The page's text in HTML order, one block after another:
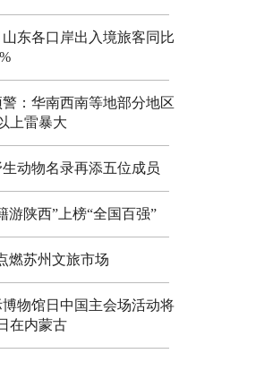
东各口岸出入境旅客同比
：华南西南等地部分地区
上雷暴大
动物名录再添五位成员
游陕西”上榜“全国百强”
燃苏州文旅市场
物馆日中国主会场活动将
在内蒙古